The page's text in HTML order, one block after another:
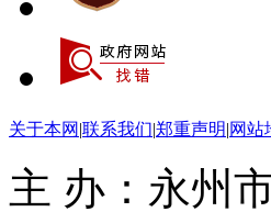
关于本网 |联系我们|郑重声明|网站
主 办：永州